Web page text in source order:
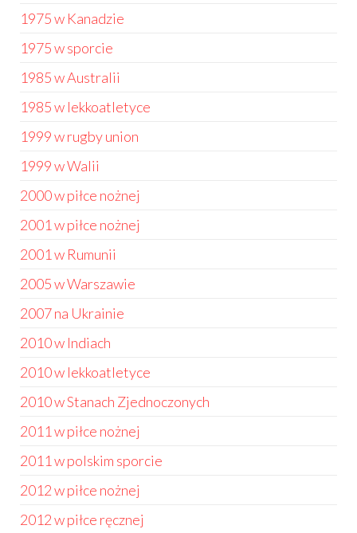
1975 w Kanadzie
1975 w sporcie
1985 w Australii
1985 w lekkoatletyce
1999 w rugby union
1999 w Walii
2000 w piłce nożnej
2001 w piłce nożnej
2001 w Rumunii
2005 w Warszawie
2007 na Ukrainie
2010 w Indiach
2010 w lekkoatletyce
2010 w Stanach Zjednoczonych
2011 w piłce nożnej
2011 w polskim sporcie
2012 w piłce nożnej
2012 w piłce ręcznej